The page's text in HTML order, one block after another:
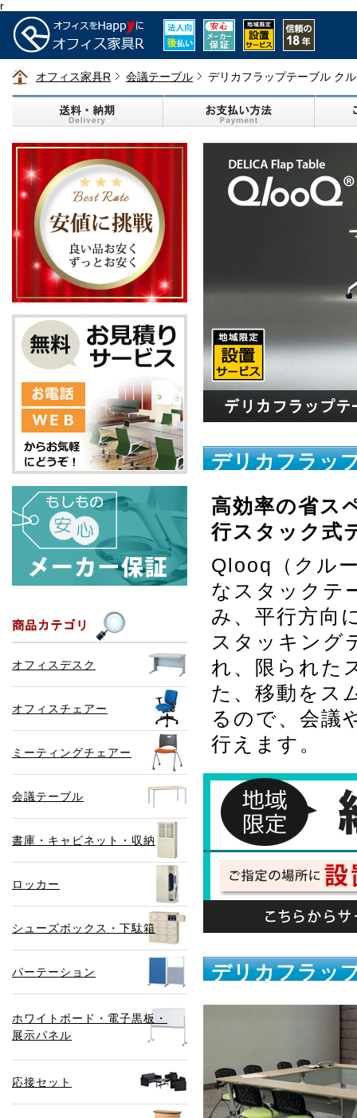
r
オフィス家具R 会議テーブル デリカフラップテーブル ク
デリカフラッ
高効率の省ス
行スタック式
Qlooq（クル
なスタックテ
み、平行方向
スタッキング
れ、限られた
た、移動をス
るので、会議
行えます。
デリカフラッ
オフィスデスク
オフィスチェアー
ミーティングチェアー
会議テーブル
書庫・キャビネット・収納
ロッカー
シューズボックス・下駄箱
パーテーション
ホワイトボード・電子黒板・
展示パネル
応接セット